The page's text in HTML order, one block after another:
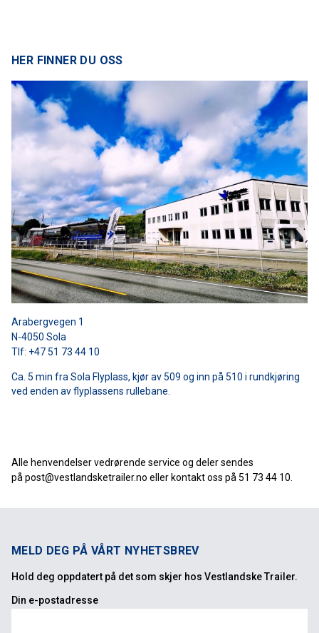
HER FINNER DU OSS
Arabergvegen 1
N-4050 Sola
Tlf: +47 51 73 44 10
Ca. 5 min fra Sola Flyplass, kjør av 509 og inn på 510 i rundkjøring
ved enden av flyplassens rullebane.
Alle henvendelser vedrørende service og deler sendes
på post@vestlandsketrailer.no eller kontakt oss på 51 73 44 10.
MELD DEG PÅ VÅRT NYHETSBREV
Hold deg oppdatert på det som skjer hos Vestlandske Trailer.
Din e-postadresse